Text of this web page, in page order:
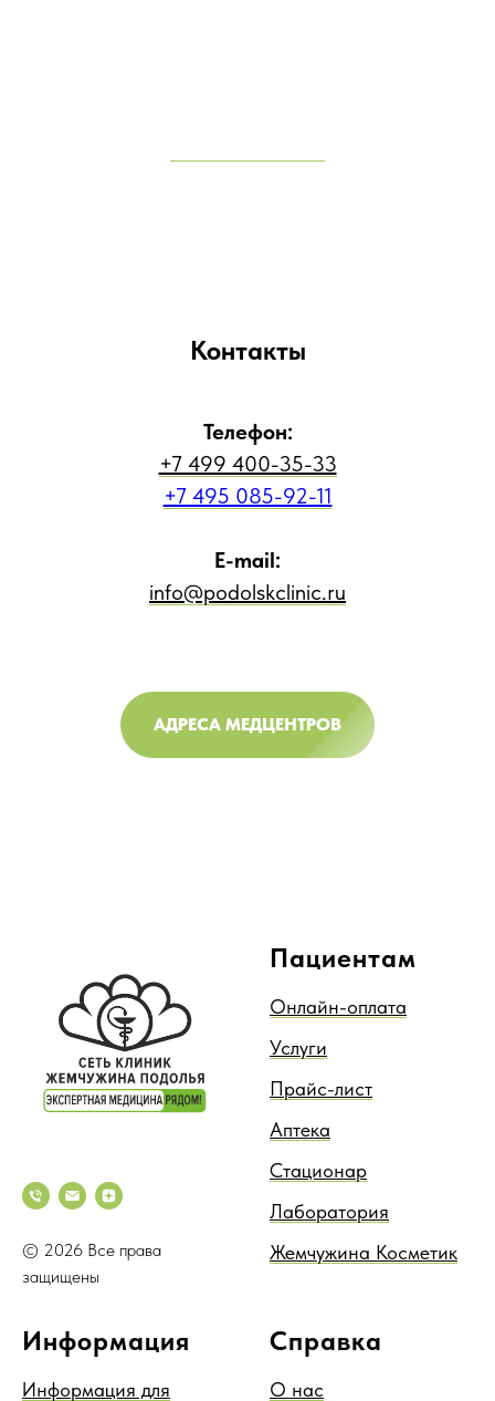
Контакты
Телефон:
+7 499 400-35-33
+7 495 085-92-11
E-mail:
info@podolskclinic.ru
АДРЕСА МЕДЦЕНТРОВ
© 2026 Все права
защищены
Пациентам
Онлайн-оплата
Услуги
Прайс-лист
Аптека
Стационар
Лаборатория
Жемчужина Косметик
Информация
Информация для
Справка
О нас